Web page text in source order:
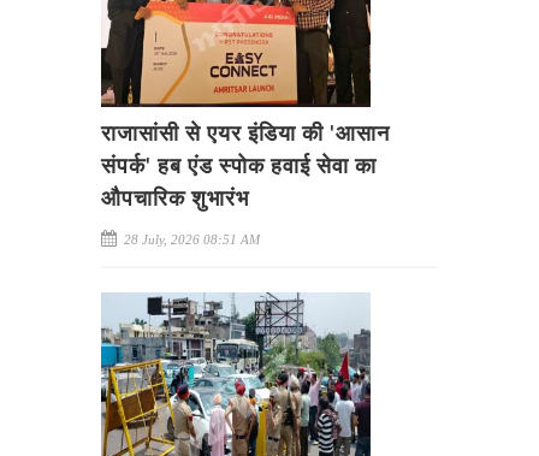
राजासांसी से एयर इंडिया की 'आसान
संपर्क' हब एंड स्पोक हवाई सेवा का
औपचारिक शुभारंभ
28 July, 2026 08:51 AM